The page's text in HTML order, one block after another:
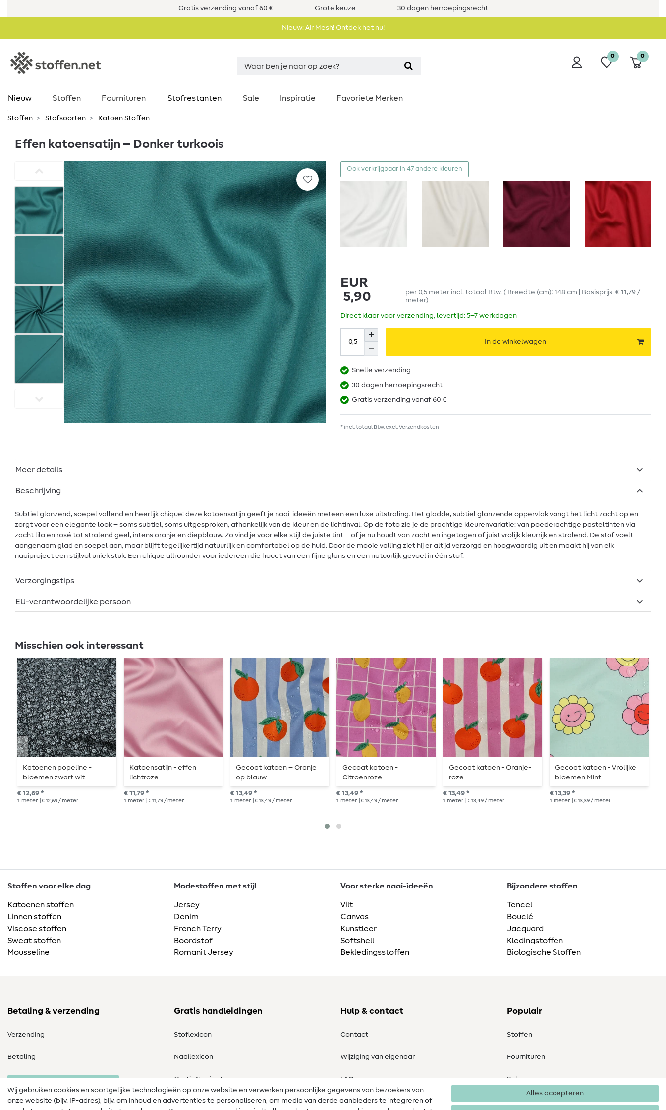
Gratis verzending vanaf 60 € Grote keuze 30 dagen herroepingsrecht
Nieuw: Air Mesh! Ontdek het nu!
0 0
Nieuw Stoffen Fournituren Stofrestanten Sale Inspiratie Favoriete Merken
Stoffen Stofsoorten Katoen Stoffen
Effen katoensatijn – Donker turkoois
Ook verkrijgbaar in 47 andere kleuren
EUR
5,90
per 0,5 meter incl. totaal Btw. ( Breedte (cm): 148 cm | Basisprijs€ 11,79 /
meter)
Direct klaar voor verzending, levertijd: 5–7 werkdagen
In de winkelwagen
Snelle verzending
30 dagen herroepingsrecht
Gratis verzending vanaf 60 €
* incl. totaal Btw. excl.Verzendkosten
Meer details
Beschrijving
Subtiel glanzend, soepel vallend en heerlijk chique: deze katoensatijn geeft je naai-ideeën meteen een luxe uitstraling. Het gladde, subtiel glanzende oppervlak vangt het licht zacht op en
zorgt voor een elegante look – soms subtiel, soms uitgesproken, afhankelijk van de kleur en de lichtinval. Op de foto zie je de prachtige kleurenvariatie: van poederachtige pasteltinten via
zacht lila en rosé tot stralend geel, intens oranje en diepblauw. Zo vind je voor elke stijl de juiste tint – of je nu houdt van zacht en ingetogen of juist vrolijk kleurrijk en stralend. De stof voelt
aangenaam glad en soepel aan, maar blijft tegelijkertijd natuurlijk en comfortabel op de huid. Door de mooie valling ziet hij er altijd verzorgd en hoogwaardig uit en maakt hij van elk
naaiproject een stijlvol uniek stuk. Een chique allrounder voor iedereen die houdt van een fijne glans en een natuurlijk gevoel in één stof.
Verzorgingstips
EU-verantwoordelijke persoon
Misschien ook interessant
Katoenen popeline -
bloemen zwart wit
€ 12,69 *
1 meter | € 12,69 / meter
Katoensatijn - effen
lichtroze
€ 11,79 *
1 meter | € 11,79 / meter
Gecoat katoen – Oranje
op blauw
€ 13,49 *
1 meter | € 13,49 / meter
Gecoat katoen -
Citroenroze
€ 13,49 *
1 meter | € 13,49 / meter
Gecoat katoen - Oranje-
roze
€ 13,49 *
1 meter | € 13,49 / meter
Gecoat katoen - Vrolijke
bloemen Mint
€ 13,39 *
1 meter | € 13,39 / meter
Stoffen voor elke dag
Katoenen stoffen
Linnen stoffen
Viscose stoffen
Sweat stoffen
Mousseline
Modestoffen met stijl
Jersey
Denim
French Terry
Boordstof
Romanit Jersey
Voor sterke naai-ideeën
Vilt
Canvas
Kunstleer
Softshell
Bekledingsstoffen
Bijzondere stoffen
Tencel
Bouclé
Jacquard
Kledingstoffen
Biologische Stoffen
Betaling & verzending
Verzending
Betaling
Gratis handleidingen
Stoflexicon
Naailexicon
Gratis Naaipatronen
Hulp & contact
Contact
Wijziging van eigenaar
FAQ
Herroepingsrecht
Populair
Stoffen
Fournituren
Sale
Wij gebruiken cookies en soortgelijke technologieën op onze website en verwerken persoonlijke gegevens van bezoekers van
onze website (bijv. IP-adres), bijv. om inhoud en advertenties te personaliseren, om media van derde aanbieders te integreren of
Alles accepteren